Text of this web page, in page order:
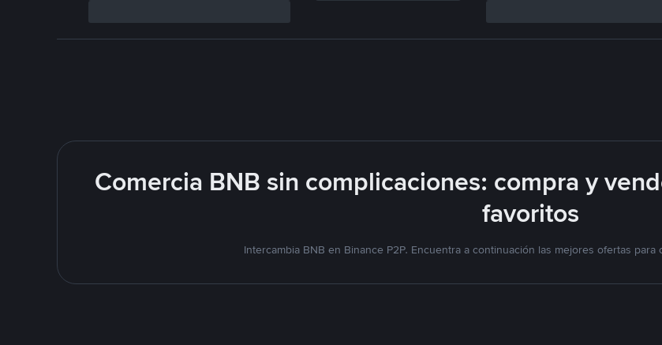
Comercia BNB sin complicaciones: compra y
favoritos
Intercambia BNB en Binance P2P. Encuentra a continuación las mejores ofertas